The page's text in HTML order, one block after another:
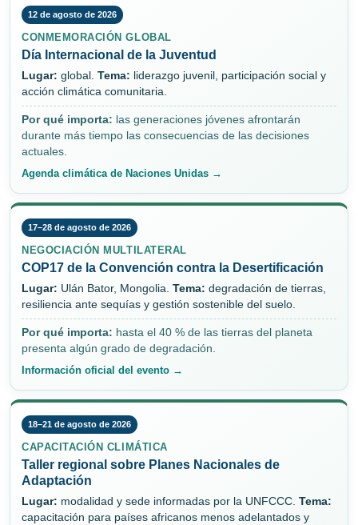
12 de agosto de 2026
CONMEMORACIÓN GLOBAL
Día Internacional de la Juventud
Lugar: global. Tema: liderazgo juvenil, participación social y
acción climática comunitaria.
Por qué importa: las generaciones jóvenes afrontarán
durante más tiempo las consecuencias de las decisiones
actuales.
Agenda climática de Naciones Unidas →
17–28 de agosto de 2026
NEGOCIACIÓN MULTILATERAL
COP17 de la Convención contra la Desertificación
Lugar: Ulán Bator, Mongolia. Tema: degradación de tierras,
resiliencia ante sequías y gestión sostenible del suelo.
Por qué importa: hasta el 40 % de las tierras del planeta
presenta algún grado de degradación.
Información oficial del evento →
18–21 de agosto de 2026
CAPACITACIÓN CLIMÁTICA
Taller regional sobre Planes Nacionales de
Adaptación
Lugar: modalidad y sede informadas por la UNFCCC. Tema:
capacitación para países africanos menos adelantados y